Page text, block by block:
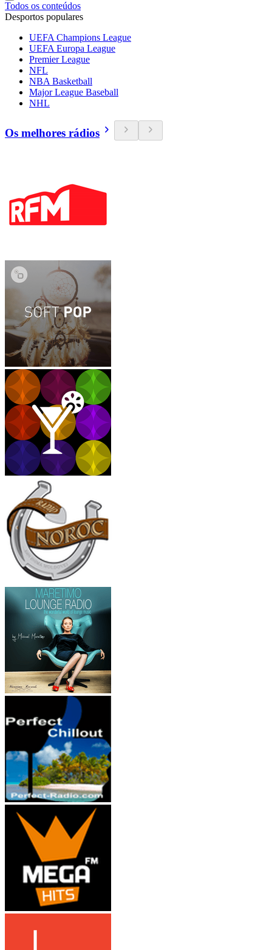
Todos os conteúdos
Desportos populares
UEFA Champions League
UEFA Europa League
Premier League
NFL
NBA Basketball
Major League Baseball
NHL
Os melhores rádios